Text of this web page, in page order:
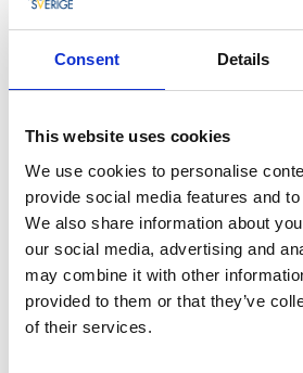
Consent Details
This website uses cookies
We use cookies to personalise
provide social media features and
We also share information about
our social media, advertising and
may combine it with other
provided to them or that they’ve
of their services.
öppnade då portarna till
Fordon från åtta decennier
På muséet visas bilar,
andra motordrivna föremål från
från 1950-talet blandas med
talet. Den gamla Änglagårdsbilen
ett 30-tal bilar och ett 25-tal
UlricehamnsBygdens
regelbundet utbudet av fordonen
besökare ska ha möjlighet att se